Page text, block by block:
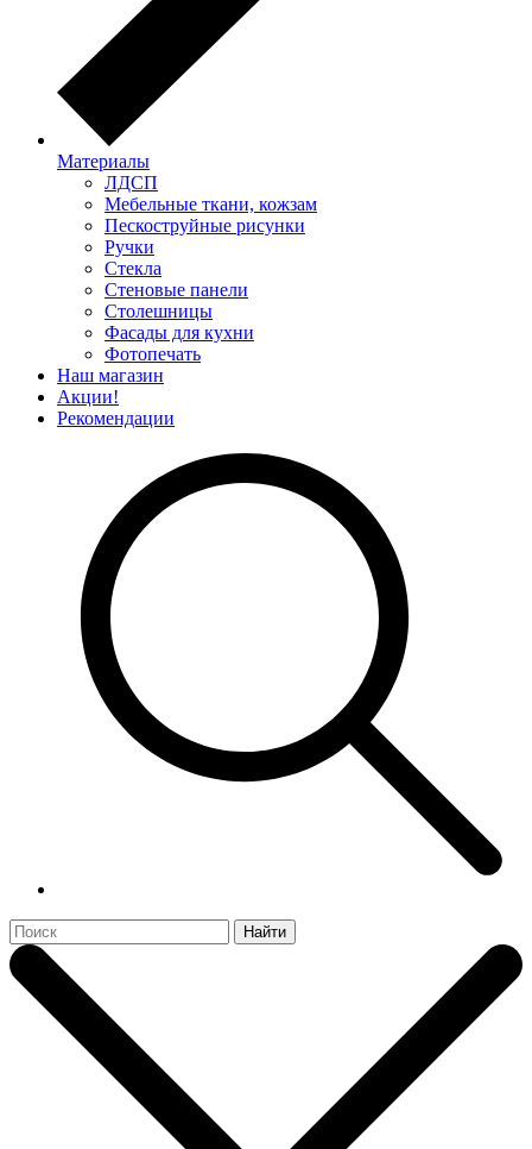
Материалы
ЛДСП
Мебельные ткани, кожзам
Пескоструйные рисунки
Ручки
Стекла
Стеновые панели
Столешницы
Фасады для кухни
Фотопечать
Наш магазин
Акции!
Рекомендации
Найти